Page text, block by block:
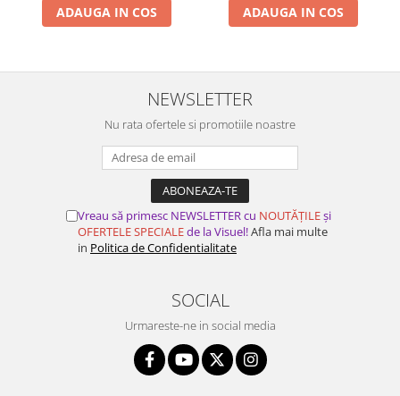
ADAUGA IN COS ADAUGA IN COS
NEWSLETTER
Nu rata ofertele si promotiile noastre
Vreau să primesc NEWSLETTER cu NOUTĂȚILEși
OFERTELE SPECIALEde la Visuel!Afla mai multe
in Politica de Confidentialitate
SOCIAL
Urmareste-ne in social media